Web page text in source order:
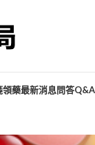
領藥最新消息問答Q&A